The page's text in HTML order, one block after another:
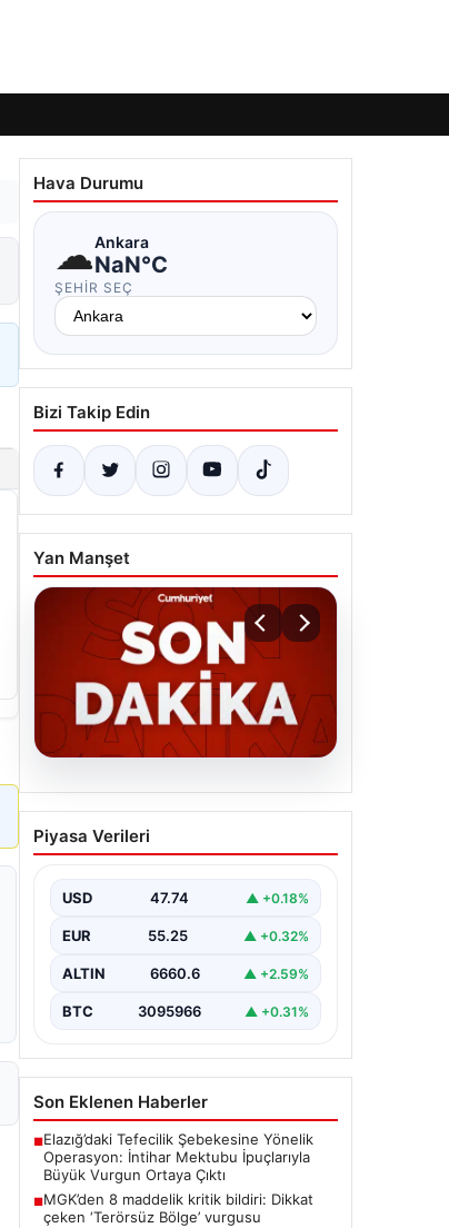
Hava Durumu
☁Ankara
NaN°C
ŞEHIR SEÇ
Bizi Takip Edin
Yan Manşet
06.08.2026
MGK’den 8 maddelik kritik
bildiri: Dikkat çeken
Piyasa Verileri
USD 47.74 ▲ +0.18%
EUR 55.25 ▲ +0.32%
ALTIN 6660.6 ▲ +2.59%
BTC 3095966 ▲ +0.31%
Son Eklenen Haberler
■Elazığ’daki Tefecilik Şebekesine Yönelik
Operasyon: İntihar Mektubu İpuçlarıyla
Büyük Vurgun Ortaya Çıktı
■MGK’den 8 maddelik kritik bildiri: Dikkat
çeken ‘Terörsüz Bölge’ vurgusu